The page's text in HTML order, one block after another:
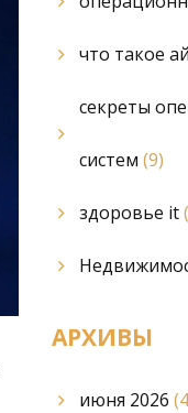
что такое
секреты
систем (9)
здоровье it
АРХИВЫ
июня 2026